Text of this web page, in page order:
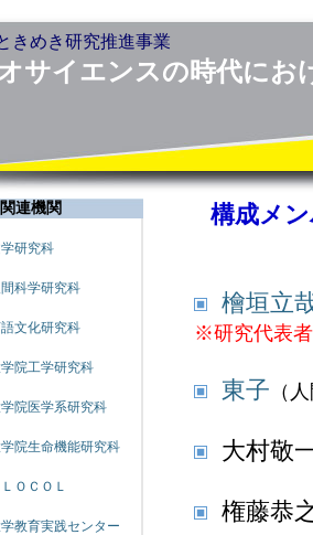
きめき研究推進事業
サイエンスの時代にお
関連機関
研究科
科学研究科
文化研究科
院工学研究科
院医学系研究科
院生命機能研究科
ＯＣＯＬ
教育実践センター
構成メ
檜垣立
※研究代表者
東子 （
大村敬
権藤恭